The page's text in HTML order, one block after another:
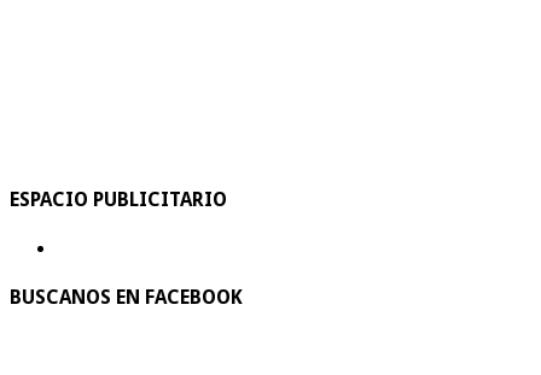
ESPACIO PUBLICITARIO
BUSCANOS EN FACEBOOK